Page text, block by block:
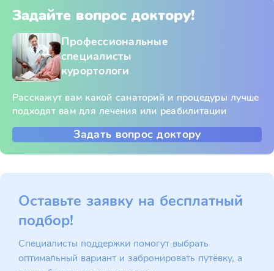
Задайте вопрос доктору!
Профессиональные
специалисты
курортологи
Расскажут вам какой санаторий и процедуры лучше
подходят вам для лечения или реабилитации
Задать вопрос доктору
Оставьте заявку на бесплатный
подбор!
Специалисты поддержки помогут выбрать
оптимальный вариант и забронировать путёвку, а